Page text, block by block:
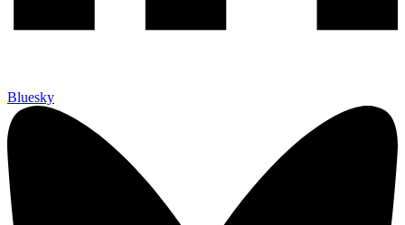
Bluesky